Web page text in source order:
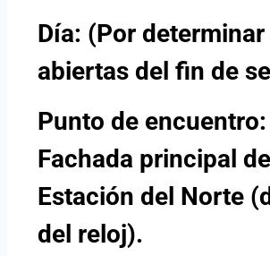
Día: (Por
abiertas del fin de
Punto de encuentro:
Fachada principal
Estación del Norte
del reloj).